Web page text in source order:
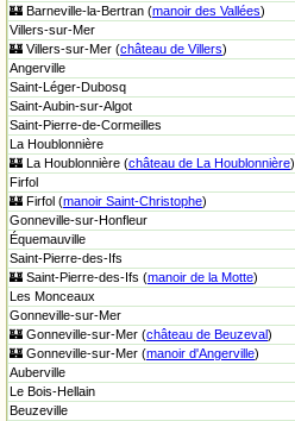
🏰 Barneville-la-Bertran (manoir des Vallées)
Villers-sur-Mer
🏰 Villers-sur-Mer (château de Villers)
Angerville
Saint-Léger-Dubosq
Saint-Aubin-sur-Algot
Saint-Pierre-de-Cormeilles
La Houblonnière
🏰 La Houblonnière (château de La Houblonnière)
Firfol
🏰 Firfol (manoir Saint-Christophe)
Gonneville-sur-Honfleur
Équemauville
Saint-Pierre-des-Ifs
🏰 Saint-Pierre-des-Ifs (manoir de la Motte)
Les Monceaux
Gonneville-sur-Mer
🏰 Gonneville-sur-Mer (château de Beuzeval)
🏰 Gonneville-sur-Mer (manoir d'Angerville)
Auberville
Le Bois-Hellain
Beuzeville